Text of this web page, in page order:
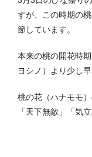
すが、この時期の
節しています。
本来の桃の開花時
ヨシノ）より少し
桃の花（ハナモモ
「天下無敵」「気